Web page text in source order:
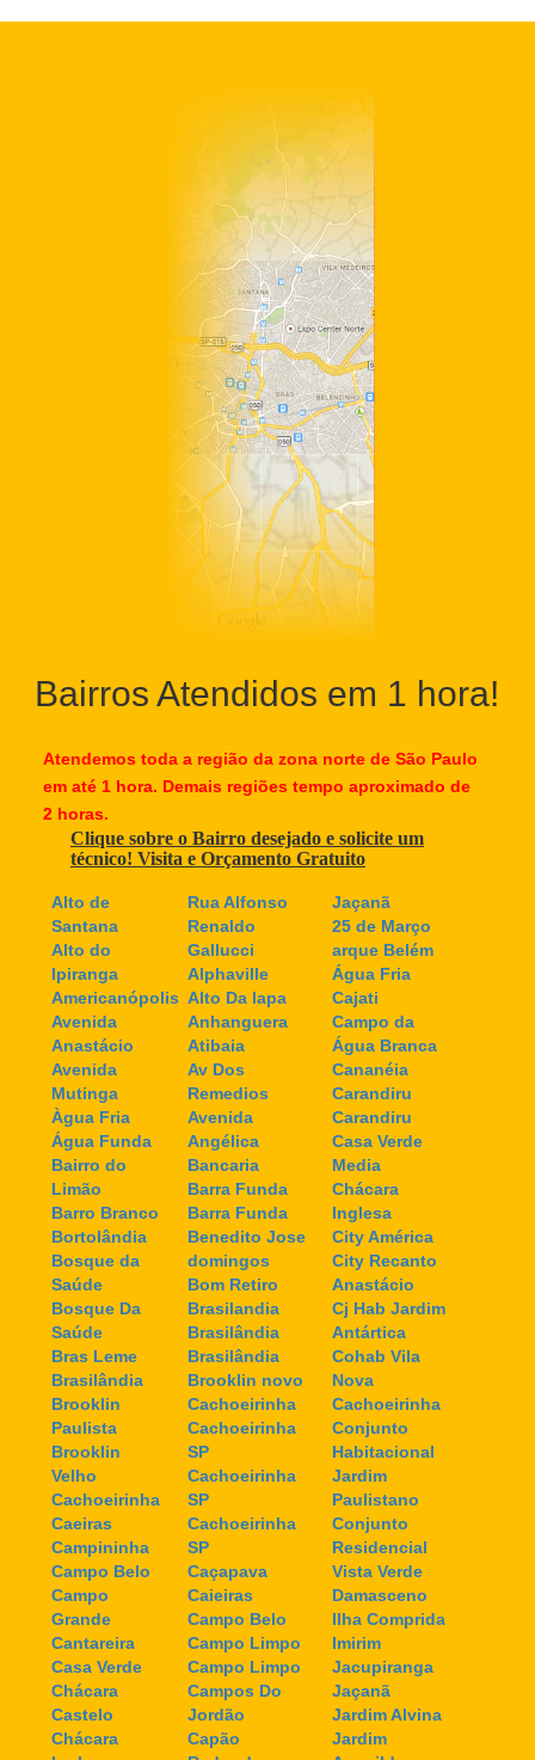
Bairros Atendidos em 1 hora!
Atendemos toda a região da zona norte de São Paulo
em até 1 hora. Demais regiões tempo aproximado de
2 horas.
Clique sobre o Bairro desejado e solicite um
técnico! Visita e Orçamento Gratuito
Alto de
Santana
Alto do
Ipiranga
Americanópolis
Avenida
Anastácio
Avenida
Mutinga
Àgua Fria
Água Funda
Bairro do
Limão
Barro Branco
Bortolândia
Bosque da
Saúde
Bosque Da
Saúde
Bras Leme
Brasilândia
Brooklin
Paulista
Brooklin
Velho
Cachoeirinha
Caeiras
Campininha
Campo Belo
Campo
Grande
Cantareira
Casa Verde
Chácara
Castelo
Chácara
Rua Alfonso
Renaldo
Gallucci
Alphaville
Alto Da lapa
Anhanguera
Atibaia
Av Dos
Remedios
Avenida
Angélica
Bancaria
Barra Funda
Barra Funda
Benedito Jose
domingos
Bom Retiro
Brasilandia
Brasilândia
Brasilândia
Brooklin novo
Cachoeirinha
Cachoeirinha
SP
Cachoeirinha
SP
Cachoeirinha
SP
Caçapava
Caieiras
Campo Belo
Campo Limpo
Campo Limpo
Campos Do
Jordão
Capão
Jaçanã
25 de Março
arque Belém
Água Fria
Cajati
Campo da
Água Branca
Cananéia
Carandiru
Carandiru
Casa Verde
Media
Chácara
Inglesa
City América
City Recanto
Anastácio
Cj Hab Jardim
Antártica
Cohab Vila
Nova
Cachoeirinha
Conjunto
Habitacional
Jardim
Paulistano
Conjunto
Residencial
Vista Verde
Damasceno
Ilha Comprida
Imirim
Jacupiranga
Jaçanã
Jardim Alvina
Jardim